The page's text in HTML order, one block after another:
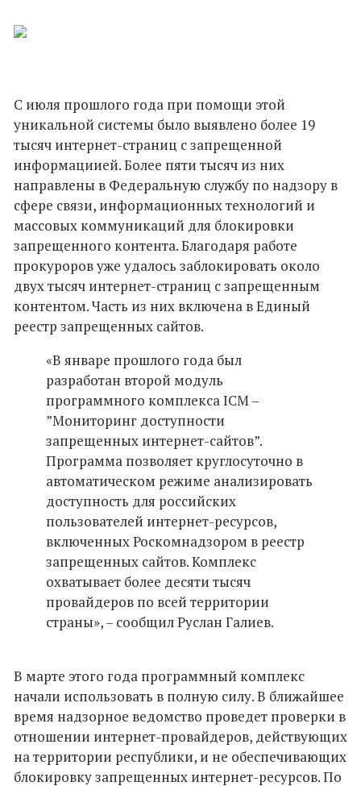
С июля прошлого года при помощи этой
уникальной системы было выявлено более 19
тысяч интернет-страниц с запрещенной
информациией. Более пяти тысяч из них
направлены в Федеральную службу по надзору в
сфере связи, информационных технологий и
массовых коммуникаций для блокировки
запрещенного контента. Благодаря работе
прокуроров уже удалось заблокировать около
двух тысяч интернет-страниц с запрещенным
контентом. Часть из них включена в Единый
реестр запрещенных сайтов.
«В январе прошлого года был
разработан второй модуль
программного комплекса ICM –
”Мониторинг доступности
запрещенных интернет-сайтов”.
Программа позволяет круглосуточно в
автоматическом режиме анализировать
доступность для российских
пользователей интернет-ресурсов,
включенных Роскомнадзором в реестр
запрещенных сайтов. Комплекс
охватывает более десяти тысяч
провайдеров по всей территории
страны», – сообщил Руслан Галиев.
В марте этого года программный комплекс
начали использовать в полную силу. В ближайшее
время надзорное ведомство проведет проверки в
отношении интернет-провайдеров, действующих
на территории республики, и не обеспечивающих
блокировку запрещенных интернет-ресурсов. По